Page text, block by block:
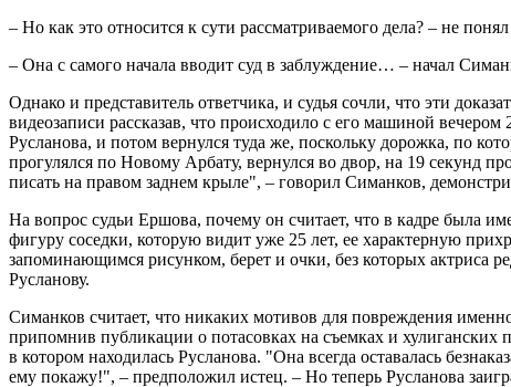
– Но как это относится к сути рассматриваемого дела? – не понял
– Она с самого начала вводит суд в заблуждение… – начал
Однако и представитель ответчика, и судья сочли, что эти
видеозаписи рассказав, что происходило с его машиной
Русланова, и потом вернулся туда же, поскольку дорожка, по
прогулялся по Новому Арбату, вернулся во двор, на 19 секунд
писать на правом заднем крыле", – говорил Симанков,
На вопрос судьи Ершова, почему он считает, что в кадре была
фигуру соседки, которую видит уже 25 лет, ее характерную
запоминающимся рисунком, берет и очки, без которых актриса
Русланову.
Симанков считает, что никаких мотивов для повреждения
припомнив публикации о потасовках на съемках и хулиганских
в котором находилась Русланова. "Она всегда оставалась
ему покажу!", – предположил истец. – Но теперь Русланова